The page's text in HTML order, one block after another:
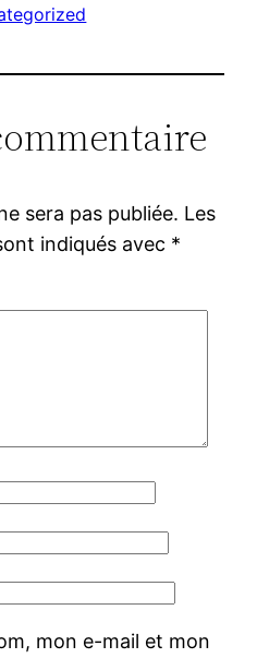
sera pas publiée. Les
indiqués avec *
mon e-mail et mon